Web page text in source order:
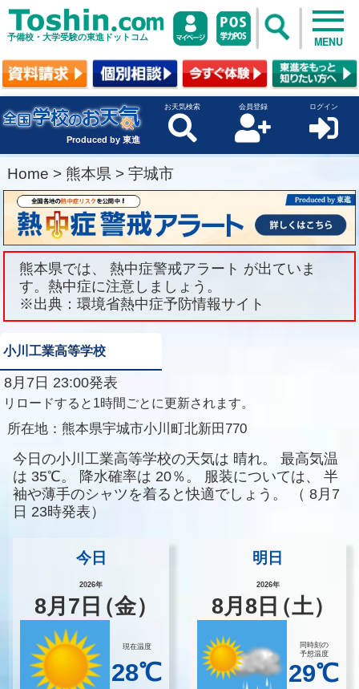
予備校・大学受験の東進ドットコム MENU
Produced by 東進
お天気検索 会員登録 ログイン
Home > 熊本県 > 宇城市
熊本県では、 熱中症警戒アラート が出ていま
す。熱中症に注意しましょう。
※出典：環境省熱中症予防情報サイト
小川工業高等学校
8月7日 23:00発表
リロードすると1時間ごとに更新されます。
所在地： 熊本県宇城市小川町北新田770
今日の小川工業高等学校の天気は 晴れ。
最高気温
は 35℃。 降水確率は 20％。 服装については、
半
袖や薄手のシャツを着ると快適でしょう。
（ 8月7
日 23時発表）
今日
2026年
8月 7 日（金）
現在温度
28℃
明日
2026年
8月8 日（土）
同時刻の
予想温度
29℃